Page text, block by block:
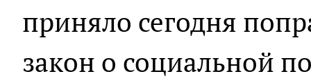
приняло сегодня
закон о социальной